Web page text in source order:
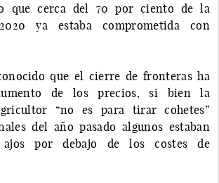
que cerca del 70 por ciento de la
2020 ya estaba comprometida con
que el cierre de fronteras ha
de los precios, si bien la
“no es para tirar cohetes”
del año pasado algunos estaban
ajos por debajo de los costes de